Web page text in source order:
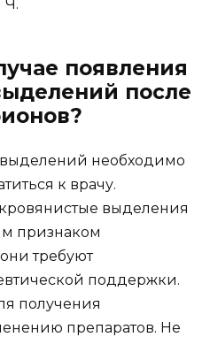
появления
после
необходимо
к врачу.
выделения
признаком
требуют
поддержки.
получения
препаратов. Не